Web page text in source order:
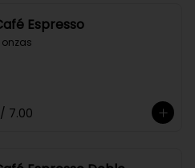
Espresso
onzas
7.00